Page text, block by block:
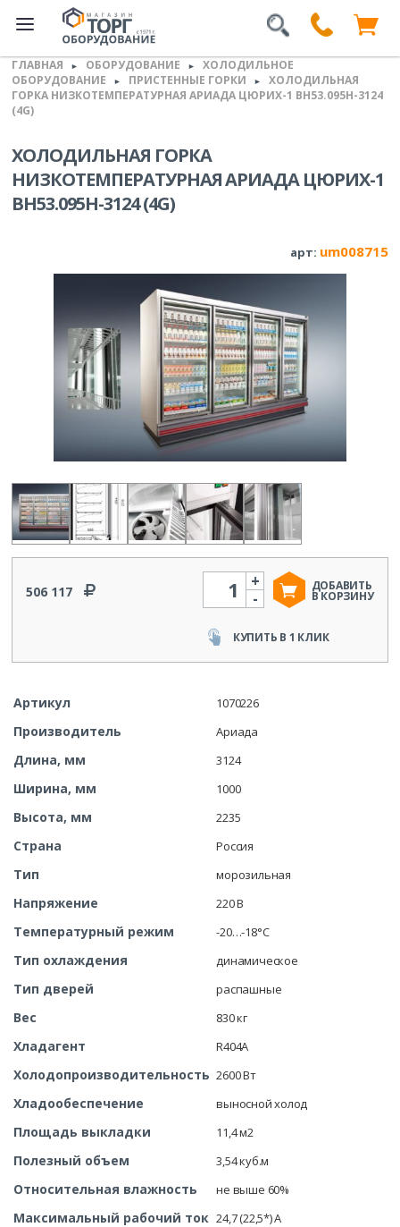
ГЛАВНАЯ ► ОБОРУДОВАНИЕ ►
ХОЛОДИЛЬНОЕ
ОБОРУДОВАНИЕ
► ПРИСТЕННЫЕ ГОРКИ ►
ХОЛОДИЛЬНАЯ
ГОРКА НИЗКОТЕМПЕРАТУРНАЯ АРИАДА ЦЮРИХ-1 ВН53.095Н-3124
(4G)
ХОЛОДИЛЬНАЯ ГОРКА
НИЗКОТЕМПЕРАТУРНАЯ АРИАДА ЦЮРИХ-1
ВН53.095Н-3124 (4G)
арт: um008715
506 117
Количество
-
+ ДОБАВИТЬ
В КОРЗИНУ
КУПИТЬ В 1 КЛИК
Артикул 1070226
Производитель Ариада
Длина, мм 3124
Ширина, мм 1000
Высота, мм 2235
Страна Россия
Тип морозильная
Напряжение 220 В
Температурный режим -20…-18°С
Тип охлаждения динамическое
Тип дверей распашные
Вес 830 кг
Хладагент R404A
Холодопроизводительность 2600 Вт
Хладообеспечение выносной холод
Площадь выкладки 11,4 м2
Полезный объем 3,54 куб.м
Относительная влажность не выше 60%
Максимальный рабочий ток 24,7 (22,5*) А